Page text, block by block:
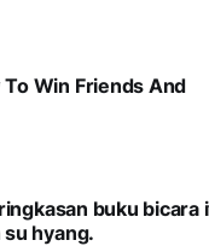
Win Friends And
buku bicara
hyang.